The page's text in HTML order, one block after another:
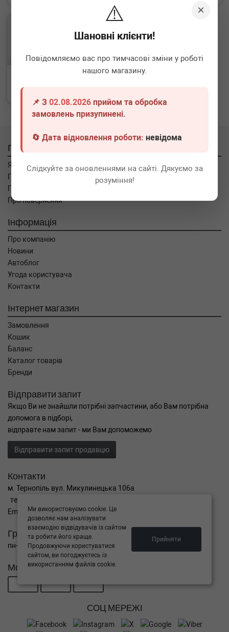
×
⚠️
Шановні клієнти!
Повідомляємо вас про тимчасові зміни у роботі
нашого магазину.
📌 З02.08.2026 прийом та обробка
замовлень призупинені.
🔄 Дата відновлення роботи:невідома
Слідкуйте за оновленнями на сайті. Дякуємо за
розуміння!
Покупцям
Як замовити
Про оплату
Про доставку
Про повернення
Інформація
Про компанію
Новини
Автоблог
Угода користувача
Контакти
Інтернет магазин
Замовлення
Кошик
Баланс
Каталог товарів
Бренди
Відправити запит
Якщо Ви не знайшли потрібні запчастини, або Вам потрібна
допомога в підборі,
відправте нам запит - ми Вам допоможемо
Відправити запит продавцю
Контакти
м. Тернопіль вул. Микулинецька 106а
тел. +38(099)650-59-19
Email. autokitparts@yahoo.com
Графік роботи
пн-пт з 9:00 до 17:00, сб - вихідний, нд - вихідний
Можна розраховуватися
СОЦ МЕРЕЖІ
Ми використовуємо cookie. Це
дозволяє нам аналізувати
взаємодію відвідувачів із сайтом
та робити його краще.
Продовжуючи користуватися
сайтом, ви погоджуєтесь із
використанням файлів cookie.
Прийняти